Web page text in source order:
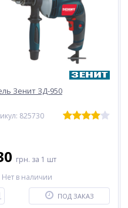
Зенит ЗД-950
825730
грн. за 1 шт
Нет в наличии
ПОД ЗАКАЗ